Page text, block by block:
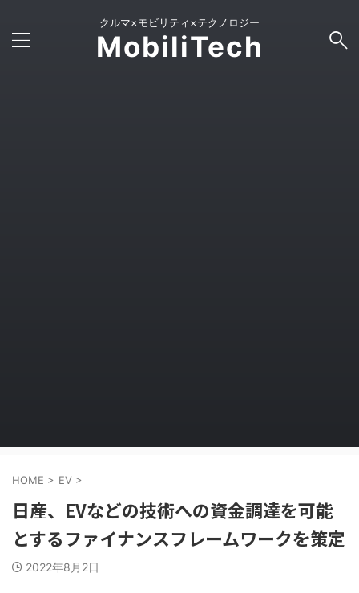
クルマ×モビリティ×テクノロジー
MobiliTech
HOME > EV >
日産、EVなどの技術への資金調達を可能
とするファイナンスフレームワークを策定
2022年8月2日